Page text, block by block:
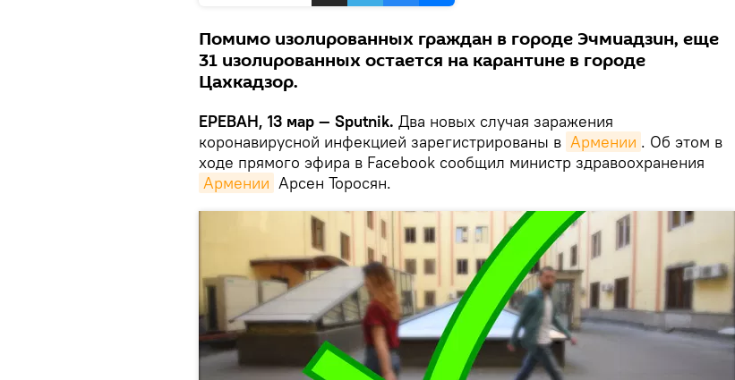
Помимо изолированных граждан в городе Эчмиадзин, еще
31 изолированных остается на карантине в городе
Цахкадзор.
ЕРЕВАН, 13 мар — Sputnik. Два новых случая заражения
коронавирусной инфекцией зарегистрированы в Армении . Об этом в
ходе прямого эфира в Facebook сообщил министр здравоохранения
Армении Арсен Торосян.